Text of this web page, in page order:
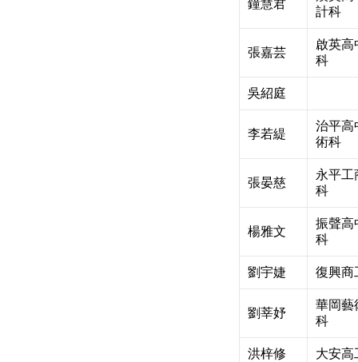
鐘慧君
計科
張嘉芸
啟英高
科
吳紹庭
李若緹
治平高
術科
張晏慈
永平工
科
楊雅文
振聲高
科
劉宇婕 復興商
劉莘妤
華岡藝
科
洪梓修 大安高